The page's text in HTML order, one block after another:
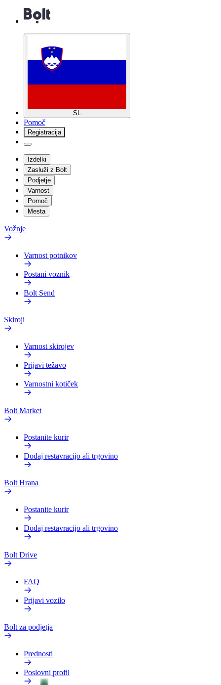
SL
Pomoč
Registracija
Izdelki
Zasluži z Bolt
Podjetje
Varnost
Pomoč
Mesta
Vožnje
Varnost potnikov
Postani voznik
Bolt Send
Skiroji
Varnost skirojev
Prijavi težavo
Varnostni kotiček
Bolt Market
Postanite kurir
Dodaj restavracijo ali trgovino
Bolt Hrana
Postanite kurir
Dodaj restavracijo ali trgovino
Bolt Drive
FAQ
Prijavi vozilo
Bolt za podjetja
Prednosti
Poslovni profil